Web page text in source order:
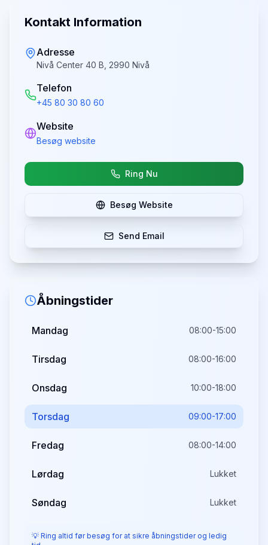
Kontakt Information
Adresse
Nivå Center 40 B, 2990 Nivå
Telefon
+45 80 30 80 60
Website
Besøg website
Ring Nu
Besøg Website
Send Email
Åbningstider
Mandag 08:00-15:00
Tirsdag 08:00-16:00
Onsdag 10:00-18:00
Torsdag 09:00-17:00
Fredag 08:00-14:00
Lørdag Lukket
Søndag Lukket
💡 Ring altid før besøg for at sikre åbningstider og ledig